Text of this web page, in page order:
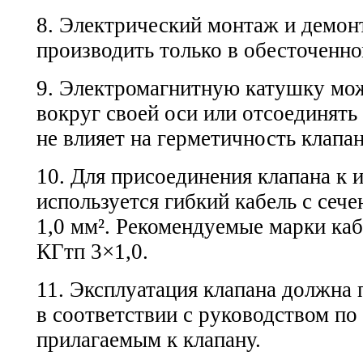
8. Электрический монтаж и
производить только в
9. Электромагнитную катушку
вокруг своей оси или
не влияет на герметичность
10. Для присоединения клапана к
используется гибкий кабель с
1,0 мм². Рекомендуемые марки
КГтп 3×1,0.
11. Эксплуатация клапана должна
в соответствии с руководством по
прилагаемым к клапану.